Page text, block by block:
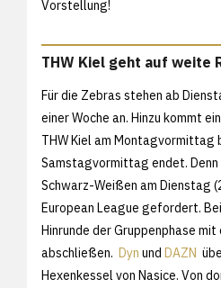
Vorstellung!
THW Kiel geht auf weite
Für die Zebras stehen ab
einer Woche an. Hinzu kommt
THW Kiel am Montagvormittag
Samstagvormittag endet. Denn
Schwarz-Weißen am Dienstag
European League gefordert.
Hinrunde der Gruppenphase
abschließen. Dyn und DAZN
Hexenkessel von Nasice. Von